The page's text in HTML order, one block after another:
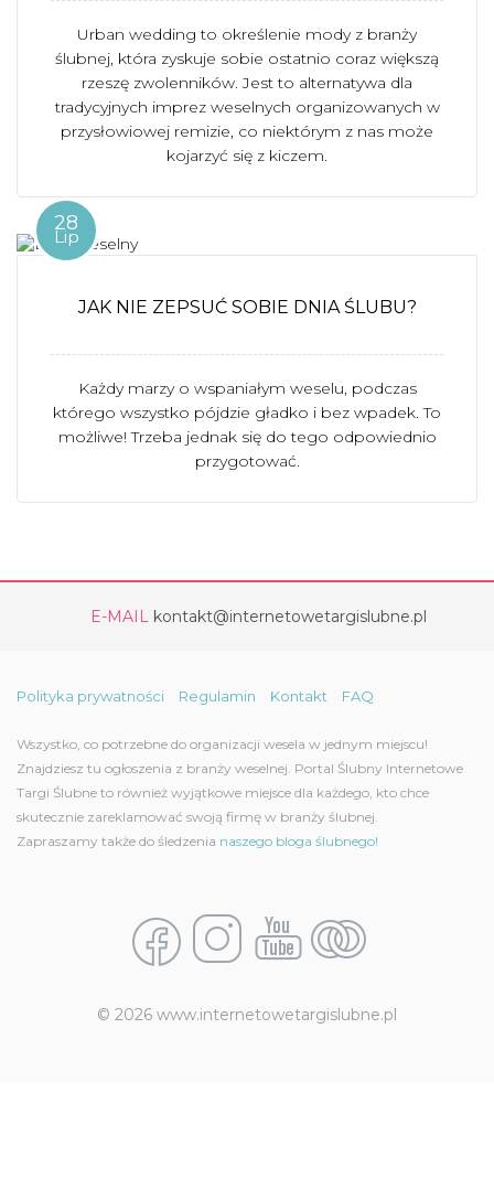
Urban wedding to określenie mody z branży
ślubnej, która zyskuje sobie ostatnio coraz większą
rzeszę zwolenników. Jest to alternatywa dla
tradycyjnych imprez weselnych organizowanych w
przysłowiowej remizie, co niektórym z nas może
kojarzyć się z kiczem.
28
Lip
JAK NIE ZEPSUĆ SOBIE DNIA ŚLUBU?
Każdy marzy o wspaniałym weselu, podczas
którego wszystko pójdzie gładko i bez wpadek. To
możliwe! Trzeba jednak się do tego odpowiednio
przygotować.
E-MAIL kontakt@internetowetargislubne.pl
Polityka prywatności Regulamin Kontakt FAQ
Wszystko, co potrzebne do organizacji wesela w jednym miejscu!
Znajdziesz tu ogłoszenia z branży weselnej. Portal Ślubny Internetowe
Targi Ślubne to również wyjątkowe miejsce dla każdego, kto chce
skutecznie zareklamować swoją firmę w branży ślubnej.
Zapraszamy także do śledzenia naszego bloga ślubnego!
© 2026 www.internetowetargislubne.pl